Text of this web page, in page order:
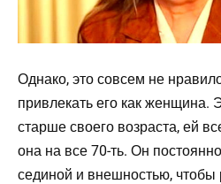
Однако, это совсем не
привлекать его как женщина.
старше своего возраста, ей
она на все 70-ть. Он
сединой и внешностью,